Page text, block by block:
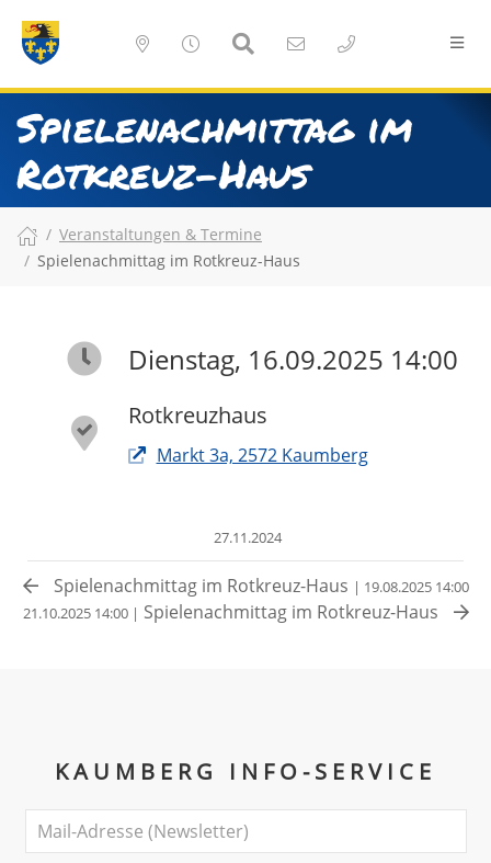
Spielenachmittag im
Rotkreuz-Haus
Veranstaltungen & Termine
Spielenachmittag im Rotkreuz-Haus
Dienstag, 16.09.2025 14:00
Rotkreuzhaus
Markt 3a, 2572 Kaumberg
27.11.2024
Spielenachmittag im Rotkreuz-Haus | 19.08.2025 14:00
21.10.2025 14:00 | Spielenachmittag im Rotkreuz-Haus
KAUMBERG INFO-SERVICE